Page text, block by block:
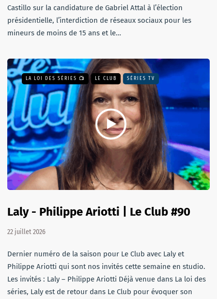
Castillo sur la candidature de Gabriel Attal à l’élection
présidentielle, l’interdiction de réseaux sociaux pour les
mineurs de moins de 15 ans et le…
LA LOI DES SÉRIES 📺 LE CLUB SÉRIES TV
Laly - Philippe Ariotti | Le Club #90
22 juillet 2026
Dernier numéro de la saison pour Le Club avec Laly et
Philippe Ariotti qui sont nos invités cette semaine en studio.
Les invités : Laly – Philippe Ariotti Déjà venue dans La loi des
séries, Laly est de retour dans Le Club pour évoquer son